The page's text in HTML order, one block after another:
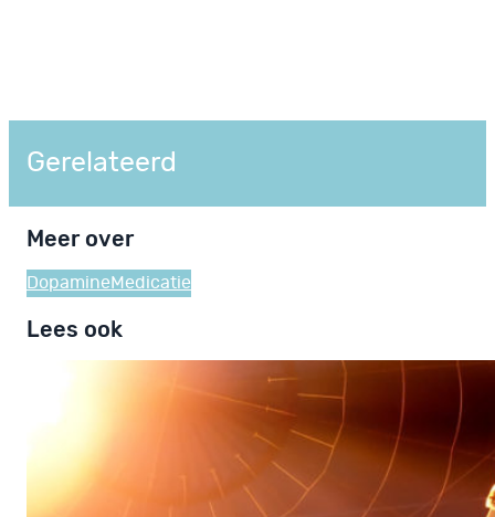
Gerelateerd
Meer over
Dopamine Medicatie
Lees ook